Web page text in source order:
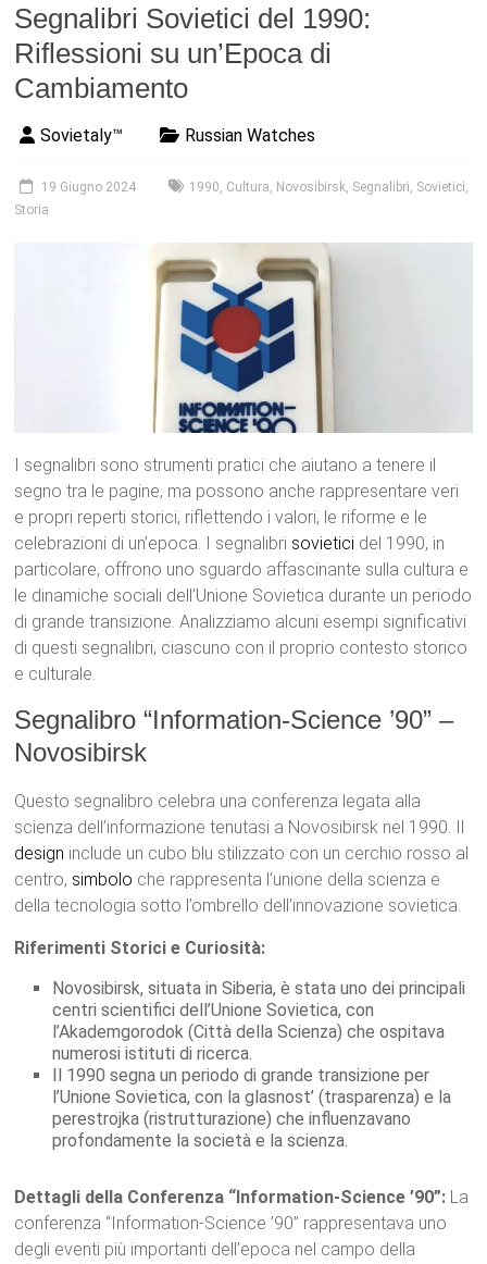
Segnalibri Sovietici del 1990:
Riflessioni su un’Epoca di
Cambiamento
Sovietaly™ Russian Watches
19 Giugno 2024 1990, Cultura, Novosibirsk, Segnalibri, Sovietici,
Storia
I segnalibri sono strumenti pratici che aiutano a tenere il
segno tra le pagine, ma possono anche rappresentare veri
e propri reperti storici, riflettendo i valori, le riforme e le
celebrazioni di un’epoca. I segnalibri sovietici del 1990, in
particolare, offrono uno sguardo affascinante sulla cultura e
le dinamiche sociali dell’Unione Sovietica durante un periodo
di grande transizione. Analizziamo alcuni esempi significativi
di questi segnalibri, ciascuno con il proprio contesto storico
e culturale.
Segnalibro “Information-Science ’90” –
Novosibirsk
Questo segnalibro celebra una conferenza legata alla
scienza dell’informazione tenutasi a Novosibirsk nel 1990. Il
design include un cubo blu stilizzato con un cerchio rosso al
centro, simbolo che rappresenta l’unione della scienza e
della tecnologia sotto l’ombrello dell’innovazione sovietica.
Riferimenti Storici e Curiosità:
Novosibirsk, situata in Siberia, è stata uno dei principali
centri scientifici dell’Unione Sovietica, con
l’Akademgorodok (Città della Scienza) che ospitava
numerosi istituti di ricerca.
Il 1990 segna un periodo di grande transizione per
l’Unione Sovietica, con la glasnost’ (trasparenza) e la
perestrojka (ristrutturazione) che influenzavano
profondamente la società e la scienza.
Dettagli della Conferenza “Information-Science ’90”: La
conferenza “Information-Science ’90” rappresentava uno
degli eventi più importanti dell’epoca nel campo della